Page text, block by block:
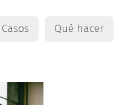
Casos
Qué hacer